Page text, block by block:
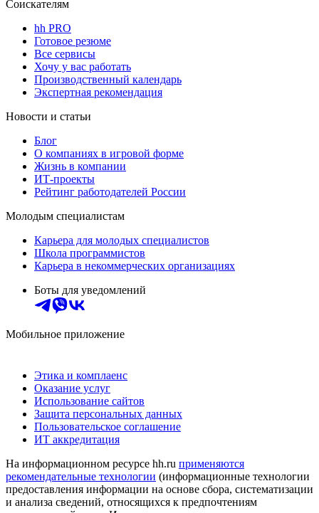
Соискателям
hh PRO
Готовое резюме
Все сервисы
Хочу у вас работать
Производственный календарь
Экспертная рекомендация
Новости и статьи
Блог
О компаниях в игровой форме
Жизнь в компании
ИТ-проекты
Рейтинг работодателей России
Молодым специалистам
Карьера для молодых специалистов
Школа программистов
Карьера в некоммерческих организациях
Боты для уведомлений
Мобильное приложение
Этика и комплаенс
Оказание услуг
Использование сайтов
Защита персональных данных
Пользовательское соглашение
ИТ аккредитация
На информационном ресурсе hh.ru применяются
рекомендательные технологии (информационные технологии
предоставления информации на основе сбора, систематизации
и анализа сведений, относящихся к предпочтениям